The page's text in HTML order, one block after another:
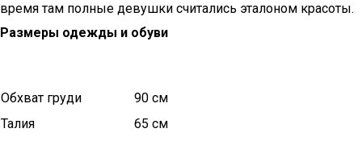
время там полные девушки считались эталоном красоты.
Размеры одежды и обуви
Обхват груди
90 см
Талия
65 см